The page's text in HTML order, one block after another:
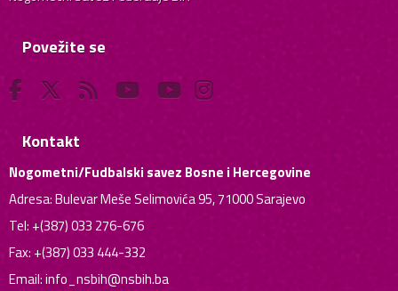
Povežite se
Kontakt
Nogometni/Fudbalski savez Bosne i Hercegovine
Adresa: Bulevar Meše Selimovića 95, 71000 Sarajevo
Tel: +(387) 033 276-676
Fax: +(387) 033 444-332
Email:info_nsbih@nsbih.ba